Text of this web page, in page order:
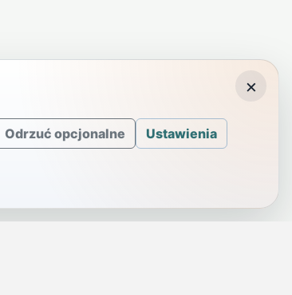
Odrzuć opcjonalne Ustawienia
×